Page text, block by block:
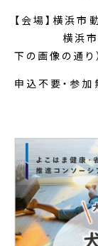
【会場】横浜市
横浜市神奈
下の画像の通り）
申込不要・参